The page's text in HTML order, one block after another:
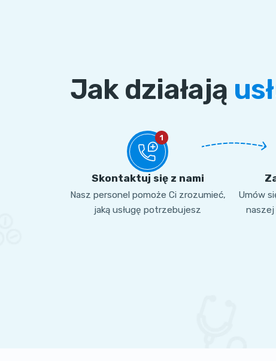
Jak działają
1
Skontaktuj się z nami
Nasz personel pomoże Ci zrozumieć,
jaką usługę potrzebujesz
Umów